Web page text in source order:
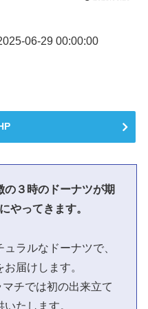
06-29 00:00:00
３時のドーナツが期
やってきます。
ラルなドーナツで、
お届けします。
チでは初の出来立て
たします。